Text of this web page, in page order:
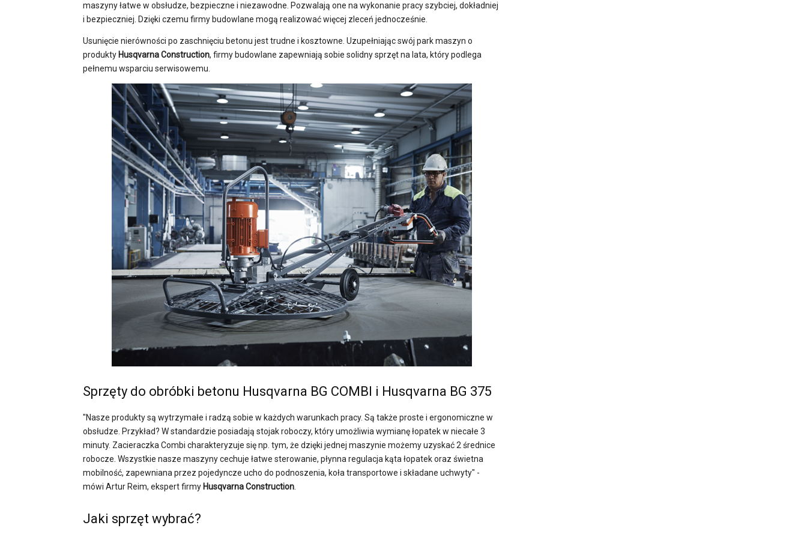
maszyny łatwe w obsłudze, bezpieczne i niezawodne. Pozwalają one na wykonanie pracy szybciej, dokładniej
i bezpieczniej. Dzięki czemu firmy budowlane mogą realizować więcej zleceń jednocześnie.
Usunięcie nierówności po zaschnięciu betonu jest trudne i kosztowne. Uzupełniając swój park maszyn o
produkty Husqvarna Construction, firmy budowlane zapewniają sobie solidny sprzęt na lata, który podlega
pełnemu wsparciu serwisowemu.
Sprzęty do obróbki betonu Husqvarna BG COMBI i Husqvarna BG 375
"Nasze produkty są wytrzymałe i radzą sobie w każdych warunkach pracy. Są także proste i ergonomiczne w
obsłudze. Przykład? W standardzie posiadają stojak roboczy, który umożliwia wymianę łopatek w niecałe 3
minuty. Zacieraczka Combi charakteryzuje się np. tym, że dzięki jednej maszynie możemy uzyskać 2 średnice
robocze. Wszystkie nasze maszyny cechuje łatwe sterowanie, płynna regulacja kąta łopatek oraz świetna
mobilność, zapewniana przez pojedyncze ucho do podnoszenia, koła transportowe i składane uchwyty" -
mówi Artur Reim, ekspert firmy Husqvarna Construction
Jaki sprzęt wybrać?